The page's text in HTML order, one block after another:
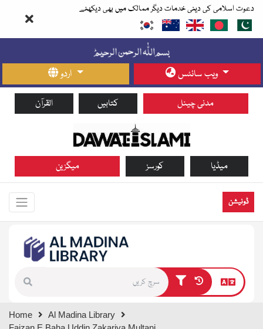
دعوت اسلامی کی دینی خدمات دیگر ممالک میں بھی دیکھئے
اردو ویب سائٹس
القرآن کتابیں مدنی چینل
میگزین کورسز میڈیا
ڈونیشن
results.
Home
Al Madina Library